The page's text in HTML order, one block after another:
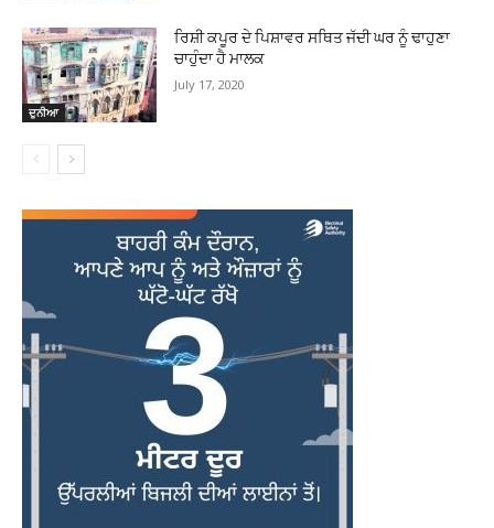
ਦੁਨੀਆ
ਰਿਸ਼ੀ ਕਪੂਰ ਦੇ ਪਿਸ਼ਾਵਰ ਸਥਿਤ ਜੱਦੀ ਘਰ ਨੂੰ ਢਾਹੁਣਾ
ਚਾਹੁੰਦਾ ਹੈ ਮਾਲਕ
July 17, 2020